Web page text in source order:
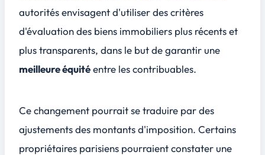
autorités envisagent d'utiliser des critères
d'évaluation des biens immobiliers plus récentset
plus transparents, dans le but de garantir une
meilleure équitéentre les contribuables.
Ce changement pourrait se traduire par des
ajustements des montants d'imposition. Certains
propriétaires parisiens pourraient constater une